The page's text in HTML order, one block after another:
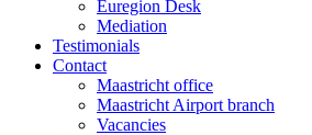
Euregion Desk
Mediation
Testimonials
Contact
Maastricht office
Maastricht Airport branch
Vacancies